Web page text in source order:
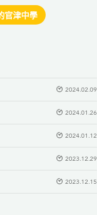
官津中學
2024.02.09
2024.01.26
2024.01.12
2023.12.29
2023.12.15